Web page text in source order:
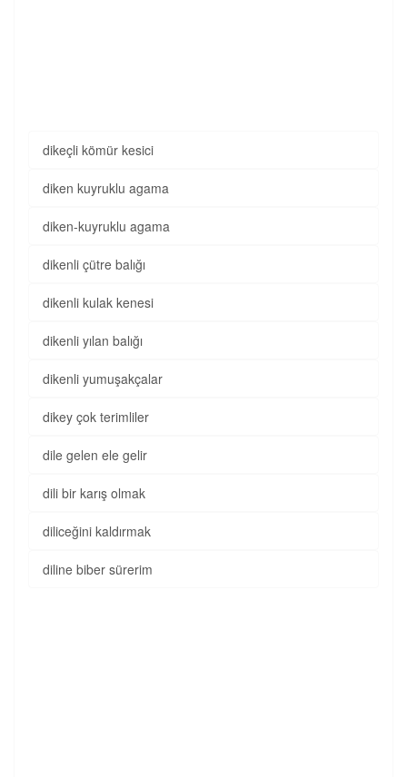
dikeçli kömür kesici
diken kuyruklu agama
diken-kuyruklu agama
dikenli çütre balığı
dikenli kulak kenesi
dikenli yılan balığı
dikenli yumuşakçalar
dikey çok terimliler
dile gelen ele gelir
dili bir karış olmak
diliceğini kaldırmak
diline biber sürerim